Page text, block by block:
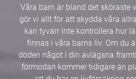
Våra barn är bland det sköraste
gör vi allt för att skydda våra
kan tyvärr inte kontrollera hur
finnas i våra barns liv. Om du
döden något i din avlägsna
förmodan kommer tidigare än